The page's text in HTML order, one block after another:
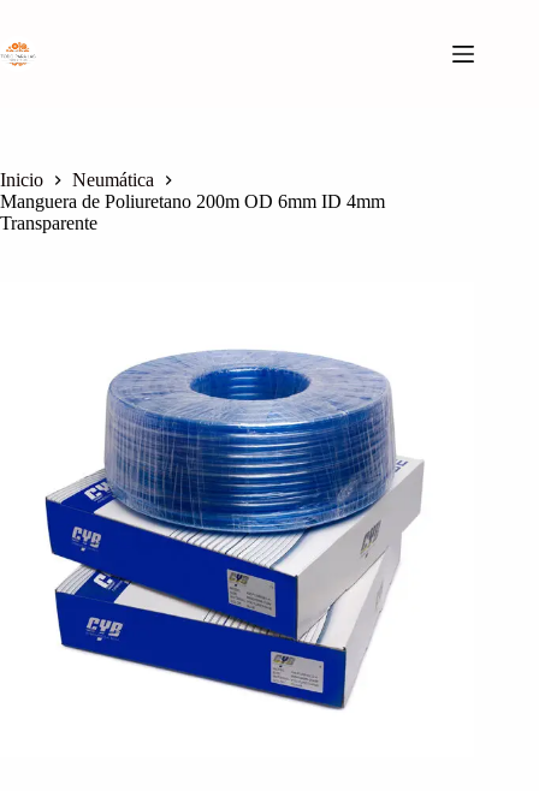
contenido
Inicio
Neumática
Manguera de Poliuretano 200m OD 6mm ID 4mm
Transparente